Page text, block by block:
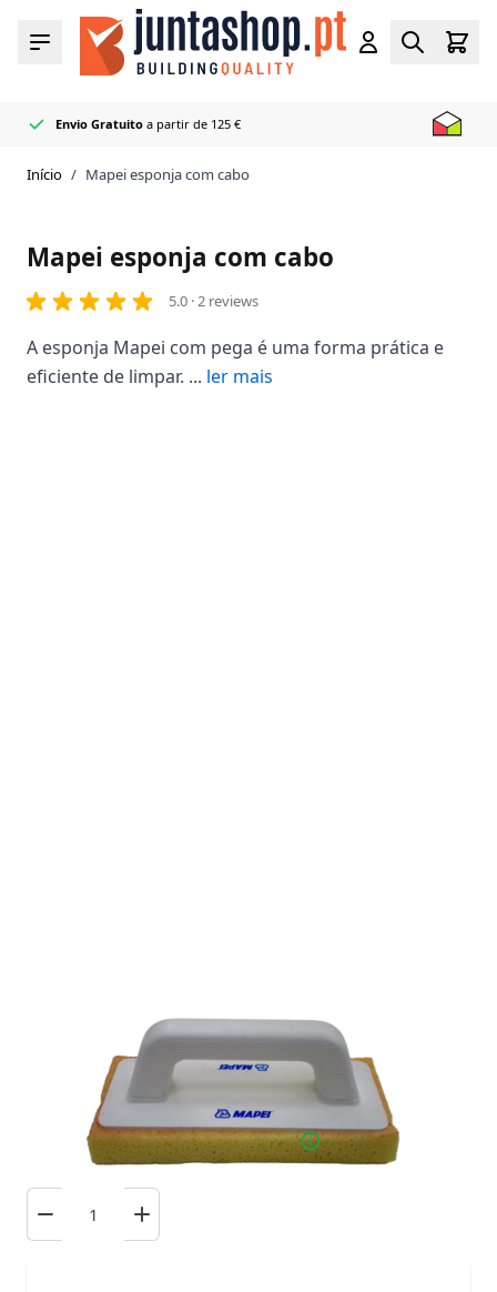
Ir para o Conteúdo
Envio Gratuito a partir de 125 €
RevendedorOficial Mapei
+50 cores em stock
Entrega rápida
Início / Mapei esponja com cabo
Mapei esponja com cabo
5.0 · 2 reviews
A esponja Mapei com pega é uma forma prática e
eficiente de limpar. ... ler mais
14,15 € Inc. IVA
Em stock suficiente : 35+ Unidades
Encomende hoje, entrega na terça-feira!